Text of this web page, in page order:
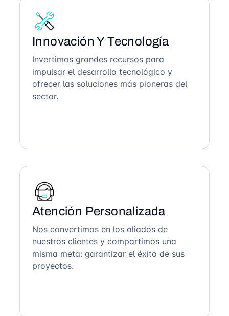
Innovación Y Tecnología
Invertimos grandes recursos para
impulsar el desarrollo tecnológico y
ofrecer las soluciones más pioneras del
sector.
Atención Personalizada
Nos convertimos en los aliados de
nuestros clientes y compartimos una
misma meta: garantizar el éxito de sus
proyectos.